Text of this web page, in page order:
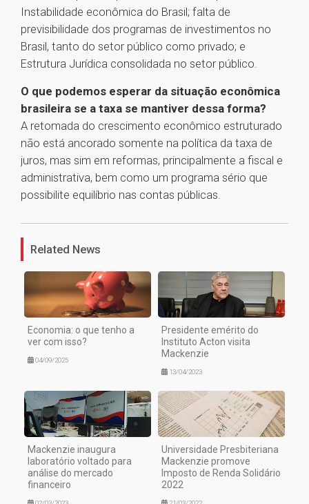
Instabilidade econômica do Brasil; falta de
previsibilidade dos programas de investimentos no
Brasil, tanto do setor público como privado; e
Estrutura Jurídica consolidada no setor público.
O que podemos esperar da situação econômica
brasileira se a taxa se mantiver dessa forma?
A retomada do crescimento econômico estruturado
não está ancorado somente na política da taxa de
juros, mas sim em reformas, principalmente a fiscal e
administrativa, bem como um programa sério que
possibilite equilíbrio nas contas públicas.
1
Related News
Economia: o que tenho a
ver com isso?
04/09/2025
Presidente emérito do
Instituto Acton visita
Mackenzie
13/04/2023
Mackenzie inaugura
laboratório voltado para
análise do mercado
financeiro
Universidade Presbiteriana
Mackenzie promove
Imposto de Renda Solidário
2022